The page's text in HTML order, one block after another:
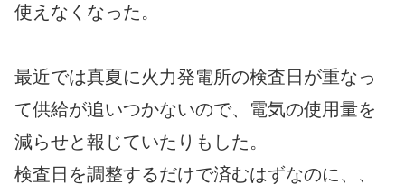
使えなくなった。
最近では真夏に火力発電所の検査日が重なっ
て供給が追いつかないので、電気の使用量を
減らせと報じていたりもした。
検査日を調整するだけで済むはずなのに、、